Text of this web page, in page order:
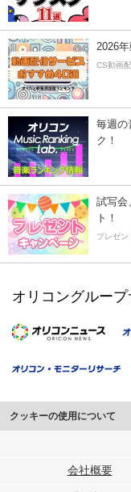
2026
CS動画
毎週の
ク！
試写会
ト！
プレゼン
オリコングループ
クッキーの使用について
このサイトでは Cookie を
行っています。会社概要